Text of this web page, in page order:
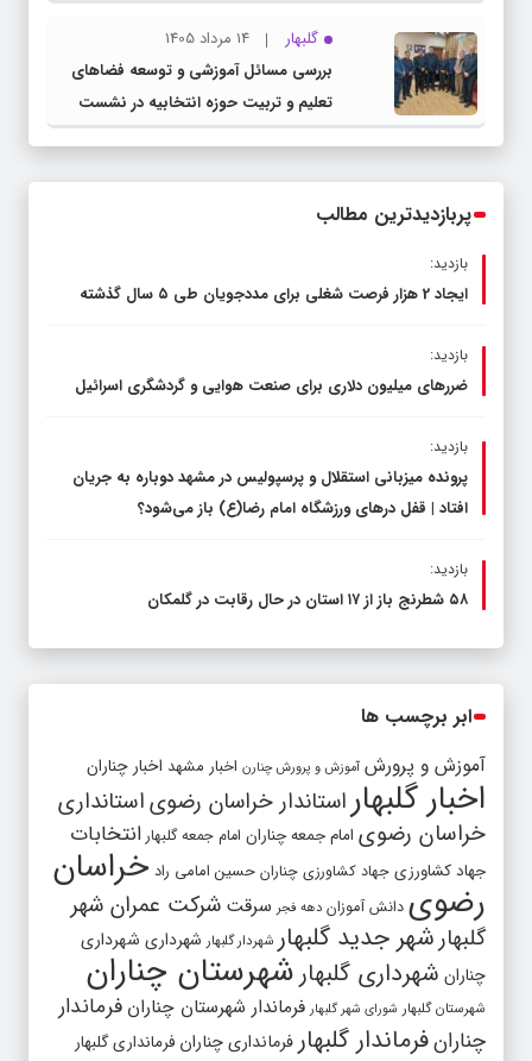
گلبهار
14 مرداد 1405
بررسی مسائل آموزشی و توسعه فضاهای
تعلیم و تربیت حوزه انتخابیه در نشست
مشترک عضو کمیسیون آموزش مجلس با
پربازدیدترین مطالب
بازدید:
ایجاد 2 هزار فرصت شغلی برای مددجویان طی ۵ سال گذشته
بازدید:
ضررهای میلیون دلاری برای صنعت هوایی و گردشگری اسرائیل
بازدید:
پرونده میزبانی استقلال و پرسپولیس در مشهد دوباره به جریان
افتاد | قفل در‌های ورزشگاه امام رضا(ع) باز می‌شود؟
بازدید:
۵۸ شطرنج‌ باز از ۱۷ استان در حال رقابت در گلمکان
ابر برچسب ها
آموزش و پرورش آموزش و پرورش چنارن اخبار مشهد اخبار چناران
اخبار گلبهار استاندار خراسان رضویاستانداری
خراسان رضوی امام جمعه چناران امام جمعه گلبهار انتخابات
جهاد کشاورزی جهاد کشاورزی چناران حسین امامی راد خراسان
رضوی دانش آموزان دهه فجر سرقت شرکت عمران شهر
گلبهارشهر جدید گلبهار شهردار گلبهار شهرداری شهرداری
چناران شهرداری گلبهار شهرستان چناران
شهرستان گلبهار شورای شهر گلبهار فرماندار شهرستان چناران فرماندار
چنارانفرماندار گلبهار فرمانداری چناران فرمانداری گلبهار